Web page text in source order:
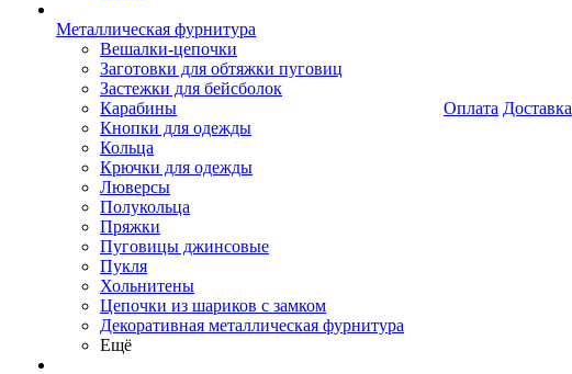
Металлическая фурнитура
Вешалки-цепочки
Заготовки для обтяжки пуговиц
Застежки для бейсболок
Карабины
Кнопки для одежды
Кольца
Крючки для одежды
Люверсы
Полукольца
Пряжки
Пуговицы джинсовые
Пукля
Хольнитены
Цепочки из шариков с замком
Декоративная металлическая фурнитура
Ещё
Оплата Доставка